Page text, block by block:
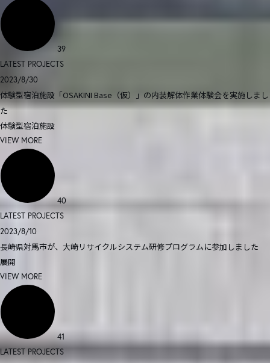
39
LATEST PROJECTS
2023/8/30
体験型宿泊施設「OSAKINI Base（仮）」の内装解体作業体験会を実施しまし
た
体験型宿泊施設
VIEW MORE
40
LATEST PROJECTS
2023/8/10
長崎県対馬市が、大崎リサイクルシステム研修プログラムに参加しました
展開
VIEW MORE
41
LATEST PROJECTS